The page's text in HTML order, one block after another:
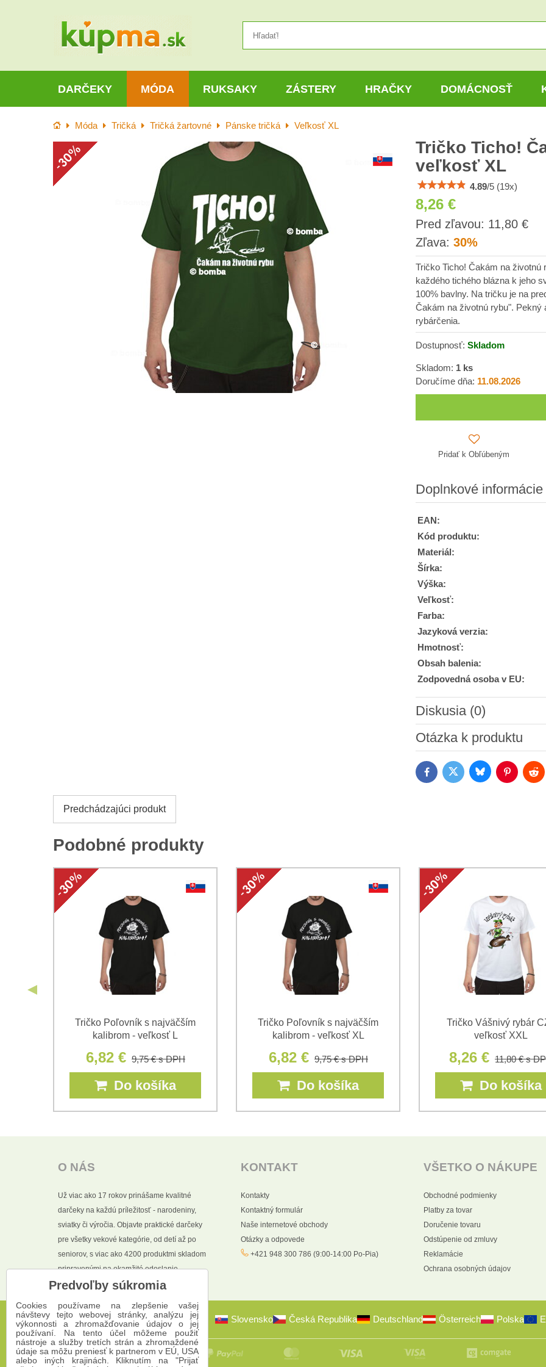
DARČEKY MÓDA RUKSAKY ZÁSTERY HRAČKY DOMÁCNOSŤ
Úvod Móda Tričká Tričká žartovné Pánske tričká Veľkosť XL
Tričko Ticho!
veľkosť XL
4.89/5 (19x)
8,26 €
Pred zľavou: 11,80 €s
Zľava: 30%
Tričko Ticho! Čakám na
každého tichého blázna k jeho
100% bavlny. Na tričku je na
Čakám na životnú rybu". Pekný
rybárčenia.
Dostupnosť: Skladom
Skladom: 1 ks
Doručíme dňa: 11.08.2026
Pridať k Obľúbeným
Doplnkové informácie
EAN:
Kód produktu:
Materiál:
Šírka:
Výška:
Veľkosť:
Farba:
Jazyková verzia:
Hmotnosť:
Obsah balenia:
Zodpovedná osoba v EU:
Diskusia (0)
Nový komentár
Oboznámil som sa s
(Povinné)
Otázka k produktu
(Povinné)
FacebookTwitter BlueskyPinterest
Predchádzajúci produkt
Podobné produkty
Tričko Poľovník s najväčším
kalibrom - veľkosť L
6,82 € 9,75 €s DPH
Do košíka
Tričko Poľovník s najväčším
kalibrom - veľkosť XL
6,82 € 9,75 €s DPH
Do košíka
Tričko Vášnivý rybár
veľkosť XXL
8,26 € 11,80 €s
Do košíka
O NÁS
Už viac ako 17 rokov prinášame kvalitné
darčeky na každú príležitosť - narodeniny,
sviatky či výročia. Objavte praktické darčeky
pre všetky vekové kategórie, od detí až po
seniorov, s viac ako 4200 produktmi skladom
pripravenými na okamžité odoslanie.
KONTAKT
Kontakty
Kontaktný formulár
Naše internetové obchody
Otázky a odpovede
+421 948 300 786 (9:00-14:00 Po-Pia)
VŠETKO O NÁKUPE
Obchodné podmienky
Platby za tovar
Doručenie tovaru
Odstúpenie od zmluvy
Reklamácie
Ochrana osobných údajov
Slovensko Česká Republika Deutschland Österreich Polska
Predvoľby súkromia
Cookies používame na zlepšenie vašej
návštevy tejto webovej stránky, analýzu jej
výkonnosti a zhromažďovanie údajov o jej
používaní. Na tento účel môžeme použiť
nástroje a služby tretích strán a zhromaždené
údaje sa môžu preniesť k partnerom v EÚ, USA
alebo iných krajinách. Kliknutím na "Prijať